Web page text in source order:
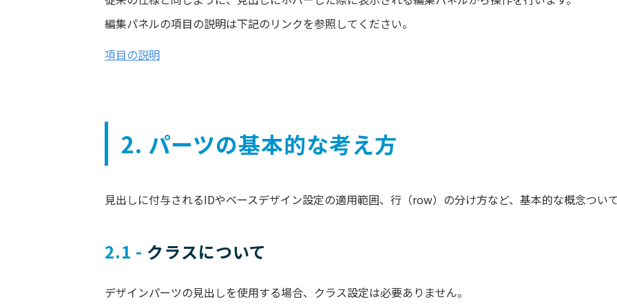
編集パネルの項目の説明は下記のリンクを参照してください。
項目の説明
2. パーツの基本的な考え方
見出しに付与されるIDやベースデザイン設定の適用範囲、行（row）の分け方など、基本的な概念ついて
2.1 - クラスについて
デザインパーツの見出しを使用する場合、クラス設定は必要ありません。